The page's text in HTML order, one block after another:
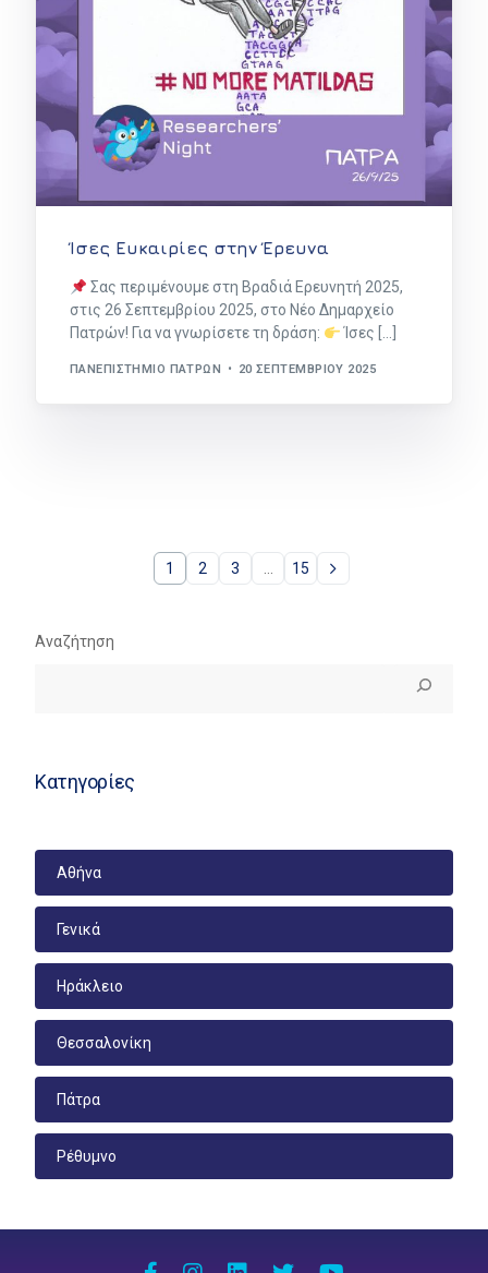
Ίσες Ευκαιρίες στην Έρευνα
Σας περιμένουμε στη Βραδιά Ερευνητή 2025,
στις 26 Σεπτεμβρίου 2025, στο Νέο Δημαρχείο
Πατρών! Για να γνωρίσετε τη δράση:
Ίσες […]
ΠΑΝΕΠΙΣΤΉΜΙΟ ΠΑΤΡΏΝ 20 ΣΕΠΤΕΜΒΡΊΟΥ 2025
1 2 3 … 15
Αναζήτηση
Κατηγορίες
Αθήνα
Γενικά
Ηράκλειο
Θεσσαλονίκη
Πάτρα
Ρέθυμνο